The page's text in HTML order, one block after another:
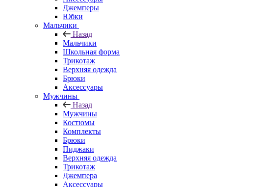
Джемперы
Юбки
Мальчики
Назад
Мальчики
Школьная форма
Трикотаж
Верхняя одежда
Брюки
Аксессуары
Мужчины
Назад
Мужчины
Костюмы
Комплекты
Брюки
Пиджаки
Верхняя одежда
Трикотаж
Джемпера
Аксессуары